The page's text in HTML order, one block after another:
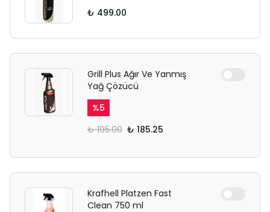
₺ 499.00
Grill Plus Ağır Ve Yanmış
Yağ Çözücü
%5
₺ 195.00 ₺ 185.25
Krafhell Platzen Fast
Clean 750 ml